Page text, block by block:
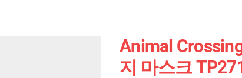
Animal
지 마스크